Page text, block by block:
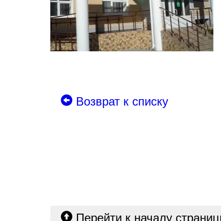
Возврат к списку
Перейти к началу